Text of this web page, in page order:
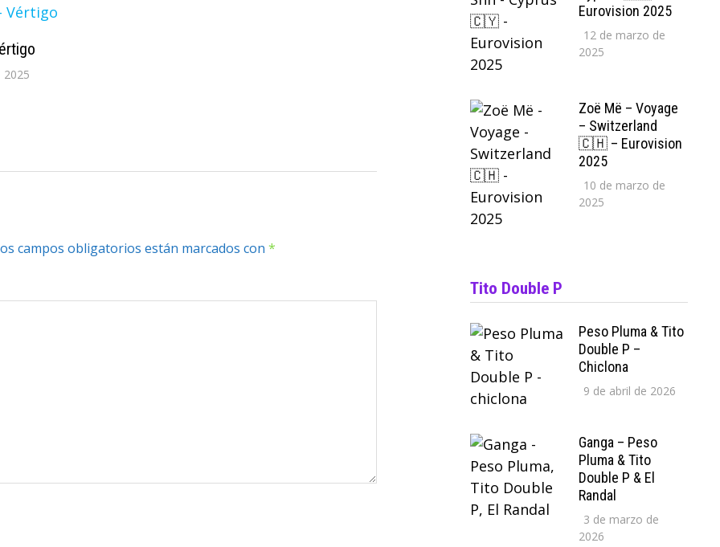
campos obligatorios están marcados con*
Eurovision 2025
12 de marzo de
2025
Zoë Më – Voyage
– Switzerland
🇨🇭 – Eurovision
2025
10 de marzo de
2025
Tito Double P
Peso Pluma & Tito
Double P –
Chiclona
9 de abril de 2026
Ganga – Peso
Pluma & Tito
Double P & El
Randal
3 de marzo de
2026